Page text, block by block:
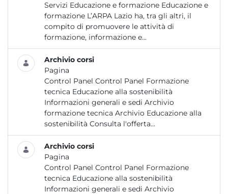
Servizi Educazione e formazione Educazione e
formazione L’ARPA Lazio ha, tra gli altri, il
compito di promuovere le attività di
formazione, informazione e...
Archivio corsi
Pagina
Control Panel Control Panel Formazione
tecnica Educazione alla sostenibilità
Informazioni generali e sedi Archivio
formazione tecnica Archivio Educazione alla
sostenibilità Consulta l'offerta...
Archivio corsi
Pagina
Control Panel Control Panel Formazione
tecnica Educazione alla sostenibilità
Informazioni generali e sedi Archivio